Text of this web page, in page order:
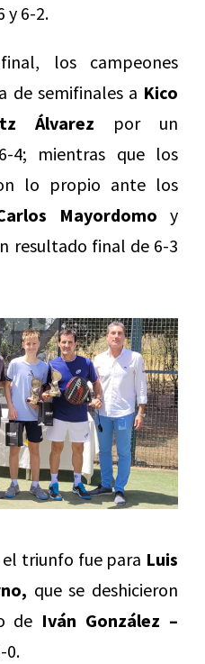
y 6-2.
los campeones
de semifinales a Kico
Álvarez por un
4; mientras que los
lo propio ante los
Mayordomo y
resultado final de 6-3
el triunfo fue para Luis
que se deshicieron
de Iván González –
0.